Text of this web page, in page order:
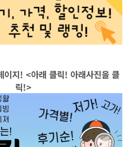
이지! <아래 클릭! 아래사진을 클
릭!>